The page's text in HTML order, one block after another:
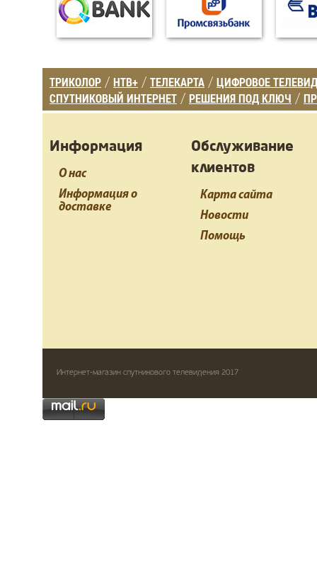
ТРИКОЛОР / НТВ+ / ТЕЛЕКАРТА / ЦИФРОВОЕ
СПУТНИКОВЫЙ ИНТЕРНЕТ / РЕШЕНИЯ ПОД КЛЮЧ /
Информация
О нас
Информация о
доставке
Обслуживание
клиентов
Карта сайта
Новости
Помощь
Интернет-магазин спутникового телевидения 2017